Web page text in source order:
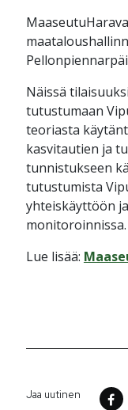
Näissä
tutustumaan
teoriasta
kasvitautien ja
tunnistukseen
tutustumista
yhteiskäyttöön
monitoroinnissa.
Lue lisää:
Jaa uutinen